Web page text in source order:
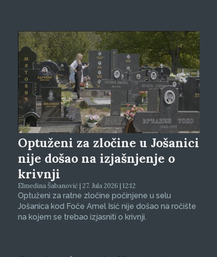
Optuženi za zločine u Jošanici
nije došao na izjašnjenje o
krivnji
Elmedina Šabanović | 27. Jula 2026 | 12:12
Optuženi za ratne zločine počinjene u selu
Jošanica kod Foče Amel Isić nije došao na ročište
na kojem se trebao izjasniti o krivnji.